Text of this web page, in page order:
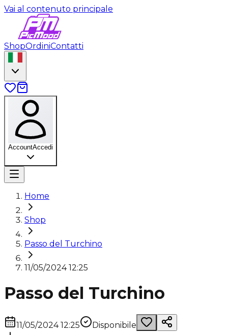
Vai al contenuto principale
ShopOrdiniContatti
AccountAccedi
Home
Shop
Passo del Turchino
11/05/2024 12:25
Passo del Turchino
11/05/2024 12:25
Disponibile